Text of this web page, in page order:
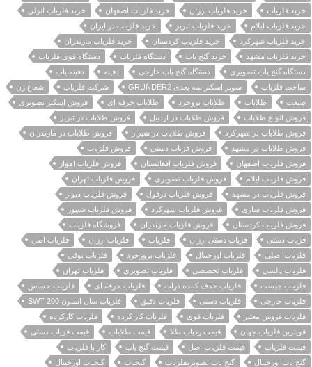
خرید فلزیاب
خرید فلزیاب ارزان خرید فلزیاب اصفهان
خرید فلزیاب انزلی
خرید فلزیاب ایلام
خرید فلزیاب تبریز
خرید فلزیاب در ایران
خرید فلزیاب شهرکرد
خرید فلزیاب کردستان
خرید فلزیاب مازندران
خرید فلزیاب مشهد
خرید گنج یاب دستگاه فلزیاب
دستگاه قوی فلزیاب
دستگاه گنج یاب تصویری
دستگاه گنج یاب خارجی دفینه
دفینه یاب
ساخت فلزیاب
سوپر اسکنر سه بعدی GRUNDER2 شرکت فلزیاب
شعاع زن
صنعت
طلایاب طلایاب بروجرد طلایاب حرفه ای
فروش اسکنر تصویری
فروش انواع طلایاب
فروش طلایاب در اردبیل
فروش طلایاب در تبریز
فروش طلایاب در شهرکرد
فروش طلایاب در شیراز
فروش طلایاب در مازندران
فروش طلایاب در مشهد
فروش فزیاب دستی
فروش فلزیاب
فروش فلزیاب اصفهان
فروش فلزیاب افغانستان
فروش فلزیاب اهواز
فروش فلزیاب ایلام
فروش فلزیاب تصویری
فروش فلزیاب تهران
فروش فلزیاب در مشهد
فروش فلزیاب دزفول
فروش فلزیاب دیوار
فروش فلزیاب ساری
فروش فلزیاب شهرکرد
فروش فلزیاب شیپور
فروش فلزیاب کردستان
فروش فلزیاب مازندران
فروشگاه فلزیاب
فزیاب دستی
فزیاب دستی ارزان فلزیاب فلزیاب ارزان
فلزیاب اصل
فلزیاب اصلی
فلزیاب اورجینال فلزیاب برورجرد
فلزیاب بوقی
فلزیاب پالسی
فلزیاب تخصصی فلزیاب تصویری
فلزیاب تهران
فلزیاب چیست
فلزیاب حذف کننده ذرات فلزیاب حرفه ای
فلزیاب حساس
فلزیاب خارجی
فلزیاب دستی فلزیاب دقیق
فلزیاب سان استون SWT 200
فلزیاب فروش معتبر
فلزیاب قوی فلزیاب کار کرده
فلزیاب کارکرده
قویترین فلزیاب جهان
قیمت ردیاب طلا قیمت طلایاب
قیمت فزیاب دستی
قیمت فلزیاب
قیمت فلزیاب اصل قیمت گنج یاب
کار با فلزیاب
گنج یاب اورجینال
گنج یاب تصویریفلزیاب گنجیاب
گنجیاب اورجینال